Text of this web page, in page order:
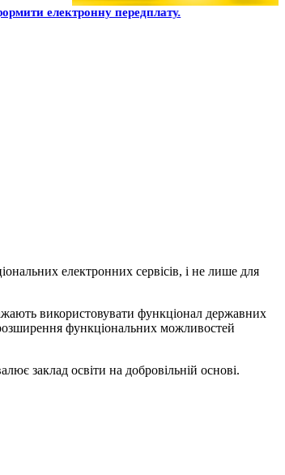
електронну передплату.
електронних сервісів, і не лише для
використовувати функціонал державних
функціональних можливостей
заклад освіти на добровільній основі.